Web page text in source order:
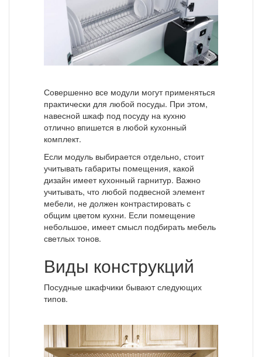
Совершенно все модули могут применяться
практически для любой посуды. При этом,
навесной шкаф под посуду на кухню
отлично впишется в любой кухонный
комплект.
Если модуль выбирается отдельно, стоит
учитывать габариты помещения, какой
дизайн имеет кухонный гарнитур. Важно
учитывать, что любой подвесной элемент
мебели, не должен контрастировать с
общим цветом кухни. Если помещение
небольшое, имеет смысл подбирать мебель
светлых тонов.
Виды конструкций
Посудные шкафчики бывают следующих
типов.